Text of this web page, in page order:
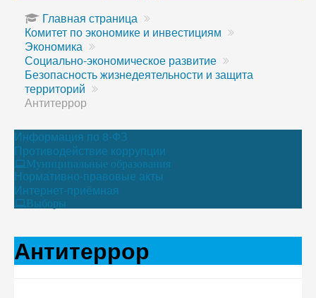
Главная страница
Комитет по экономике и инвестициям
Экономика
Социально-экономическое развитие
Безопасность жизнедеятельности и защита
территорий
Антитеррор
Информация по 8-ФЗ
Противодействие коррупции
Муниципальные образования
Нормативно-правовые акты
Интернет-приёмная
Выборы
Антитеррор